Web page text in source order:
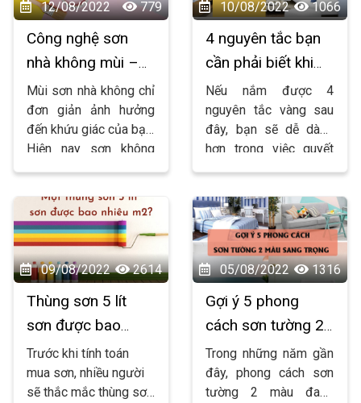
12/08/2022 779
Công nghệ sơn
nhà không mùi –
xu hướng của
tương lai
Mùi sơn nhà không chỉ
đơn giản ảnh hưởng
đến khứu giác của bạn.
Hiện nay sơn không
10/08/2022 1066
4 nguyên tắc bạn
cần phải biết khi
chọn màu sơn nội
thất
Nếu nắm được 4
nguyên tắc vàng sau
đây, bạn sẽ dễ dàng
hơn trong việc quyết
09/08/2022 2614
Thùng sơn 5 lít
sơn được bao
nhiêu m2?
Trước khi tính toán
mua sơn, nhiều người
sẽ thắc mắc thùng sơn
05/08/2022 1316
Gợi ý 5 phong
cách sơn tường 2
màu sang trọng
Trong những năm gần
đây, phong cách sơn
tường 2 màu đang